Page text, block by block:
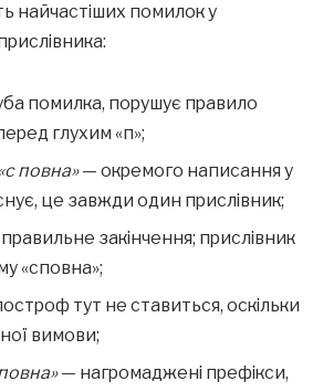
найчастіших помилок у
помилка, порушує правило
глухим «п»;
повна»— окремого написання у
це завжди один прислівник;
закінчення; прислівник
«сповна»;
тут не ставиться, оскільки
вимови;
— нагромаджені префікси,